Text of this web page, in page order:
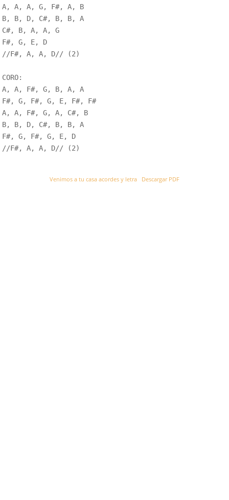
A, A, A, G, F#, A, B
B, B, D, C#, B, B, A
C#, B, A, A, G
F#, G, E, D
//F#, A, A, D// (2)
CORO:
A, A, F#, G, B, A, A
F#, G, F#, G, E, F#, F#
A, A, F#, G, A, C#, B
B, B, D, C#, B, B, A
F#, G, F#, G, E, D
//F#, A, A, D// (2)
Venimos a tu casa acordes y letra Descargar PDF